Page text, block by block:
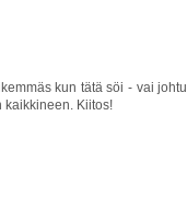
kun tätä söi - vai
kaikkineen. Kiitos!